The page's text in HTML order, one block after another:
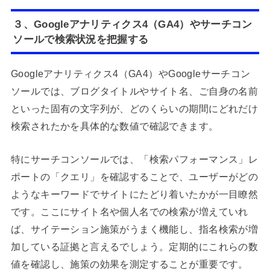
３、Googleアナリティクス4（GA4）やサーチコン
ソールで検索状況を把握する
Googleアナリティクス4（GA4）やGoogleサーチコン
ソールでは、ブログタイトルやサイト名、ご自身の名前
といった固有の文字列が、どのくらいの期間にどれだけ
検索されたかを具体的な数値で確認できます。
特にサーチコンソールでは、「検索パフォーマンス」レ
ポートの「クエリ」を確認することで、ユーザーがどの
ようなキーワードでサイトにたどり着いたかが一目瞭然
です。ここにサイト名や個人名での検索が増えていれ
ば、サイテーション施策がうまく機能し、指名検索が増
加している証拠と言えるでしょう。定期的にこれらの数
値を確認し、施策の効果を測定することが重要です。